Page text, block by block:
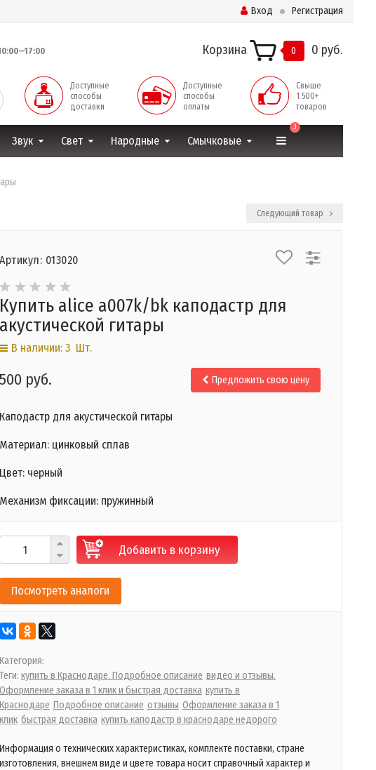
Вход Регистрация
Корзина 0 0 руб.
Доступные
способы
доставки
Доступные
способы
оплаты
Свыше
1 500+
товаров
Звук Свет Народные Смычковые
3
Следующий товар
Артикул: 013020
Купить alice a007k/bk каподастр для
акустической гитары
В наличии: 3 Шт.
500 руб. Предложить свою цену
Каподастр для акустической гитары
Материал: цинковый сплав
Цвет: черный
Механизм фиксации: пружинный
Добавить в корзину
Посмотреть аналоги
Категория:
Теги: купить в Краснодаре. Подробное описание видео и отзывы.
Оформление заказа в 1 клик и быстрая доставка купить в
Краснодаре Подробное описание отзывы Оформление заказа в 1
клик быстрая доставка купить каподастр в краснодаре недорого
Информация о технических характеристиках, комплекте поставки, стране
изготовления, внешнем виде и цвете товара носит справочный характер и